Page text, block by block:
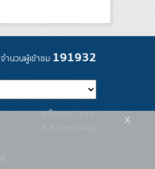
จำนวนผู้เข้าชม 191932
รุ่นโปรแกรม: 3.0.0
วันที่: 2025-06-26
x